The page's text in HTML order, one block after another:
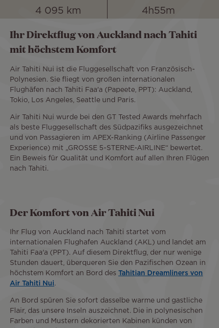
4 095 km 4h55m
Ihr Direktflug von Auckland nach Tahiti
mit höchstem Komfort
Air Tahiti Nui ist die Fluggesellschaft von Französisch-
Polynesien. Sie fliegt von großen internationalen
Flughäfen nach Tahiti Faa'a (Papeete, PPT): Auckland,
Tokio, Los Angeles, Seattle und Paris.
Air Tahiti Nui wurde bei den GT Tested Awards mehrfach
als beste Fluggesellschaft des Südpazifiks ausgezeichnet
und von Passagieren im APEX-Ranking (Airline Passenger
Experience) mit „GROSSE 5-STERNE-AIRLINE“ bewertet.
Ein Beweis für Qualität und Komfort auf allen Ihren Flügen
nach Tahiti.
Der Komfort von Air Tahiti Nui
Ihr Flug von Auckland nach Tahiti startet vom
internationalen Flughafen Auckland (AKL) und landet am
Tahiti Faa'a (PPT). Auf diesem Direktflug, der nur wenige
Stunden dauert, überqueren Sie den Pazifischen Ozean in
höchstem Komfort an Bord des
Tahitian Dreamliners von
Air Tahiti Nui .
An Bord spüren Sie sofort dasselbe warme und gastliche
Flair, das unsere Inseln auszeichnet. Die in polynesischen
Farben und Mustern dekorierten Kabinen künden von